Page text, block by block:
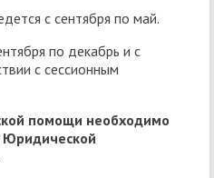
с сентября по май.
по декабрь и с
с сессионным
помощи необходимо
Юридической